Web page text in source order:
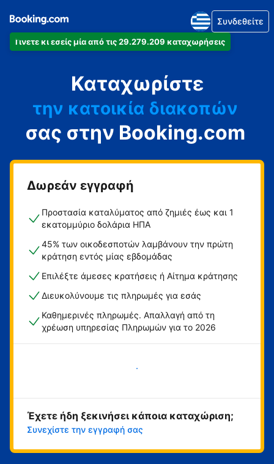
Γίνετε κι εσείς μία από τις 29.279.209 καταχωρήσεις
Συνδεθείτε
Καταχωρίστε
το ξενοδοχείο
την κατοικία διακοπών
τον ξενώνα
τη βίλα
σας στην Booking.com
Δωρεάν εγγραφή
Προστασία καταλύματος από ζημιές έως και 1
εκατομμύριο δολάρια ΗΠΑ
45% των οικοδεσποτών λαμβάνουν την πρώτη
κράτηση εντός μίας εβδομάδας
Επιλέξτε άμεσες κρατήσεις ή Αίτημα κράτησης
Διευκολύνουμε τις πληρωμές για εσάς
Καθημερινές πληρωμές. Απαλλαγή από τη
χρέωση υπηρεσίας Πληρωμών για το 2026
Ξεκινήστε τώρα
Έχετε ήδη ξεκινήσει κάποια καταχώριση;
Συνεχίστε την εγγραφή σας